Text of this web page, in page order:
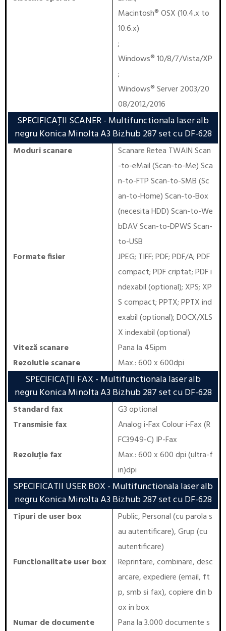
Macintosh® OSX (10.4.x to
10.6.x)
;
Windows® 10/8/7/Vista/XP
;
Windows® Server 2003/20
08/2012/2016
SPECIFICAȚII SCANER- Multifunctionala laser alb
negru Konica Minolta A3 Bizhub 287 set cu DF-628
Moduri scanare
Scanare Retea TWAIN Scan
-to-eMail (Scan-to-Me) Sca
n-to-FTP Scan-to-SMB (Sc
an-to-Home) Scan-to-Box
(necesita HDD) Scan-to-We
bDAV Scan-to-DPWS Scan-
to-USB
Formate fisier
JPEG; TIFF; PDF; PDF/A; PDF
compact; PDF criptat; PDF i
ndexabil (optional); XPS; XP
S compact; PPTX; PPTX ind
exabil (optional); DOCX/XLS
X indexabil (optional)
Viteză scanare
Pana la 45ipm
Rezolutie scanare
Max.: 600 x 600dpi
SPECIFICAȚII FAX - Multifunctionala laser alb
negru Konica Minolta A3 Bizhub 287 set cu DF-628
Standard fax
G3 optional
Transmisie fax
Analog i-Fax Colour i-Fax (R
FC3949-C) IP-Fax
Rezoluție fax
Max.: 600 x 600 dpi (ultra-f
in)dpi
SPECIFICATII USER BOX - Multifunctionala laser alb
negru Konica Minolta A3 Bizhub 287 set cu DF-628
Tipuri de user box
Public, Personal (cu parola s
au autentificare), Grup (cu
autentificare)
Functionalitate user box
Reprintare, combinare, desc
arcare, expediere (email, ft
p, smb si fax), copiere din b
ox in box
Numar de documente
Pana la 3.000 documente s